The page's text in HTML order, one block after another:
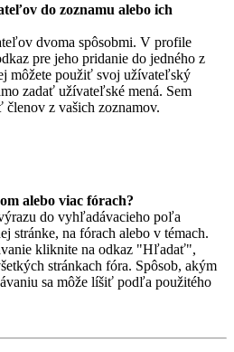
do zoznamu alebo ich
dvoma spôsobmi. V profile
pre jeho pridanie do jedného z
môžete použiť svoj užívateľský
zadať užívateľské mená. Sem
členov z vašich zoznamov.
alebo viac fórach?
do vyhľadávacieho poľa
stránke, na fórach alebo v témach.
kliknite na odkaz "Hľadať",
stránkach fóra. Spôsob, akým
sa môže líšiť podľa použitého